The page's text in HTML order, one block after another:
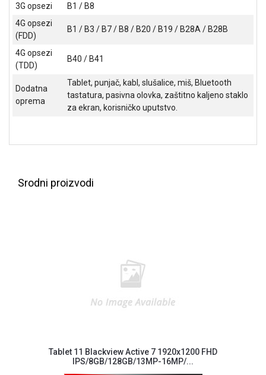
3G opsezi
B1 / B8
4G opsezi
(FDD)
B1 / B3 / B7 / B8 / B20 / B19 / B28A / B28B
4G opsezi
(TDD)
B40 / B41
Dodatna
oprema
Tablet, punjač, kabl, slušalice, miš, Bluetooth
tastatura, pasivna olovka, zaštitno kaljeno staklo
za ekran, korisničko uputstvo.
Srodni proizvodi
Tablet 11 Blackview Active 7 1920x1200 FHD
IPS/8GB/128GB/13MP-16MP/...